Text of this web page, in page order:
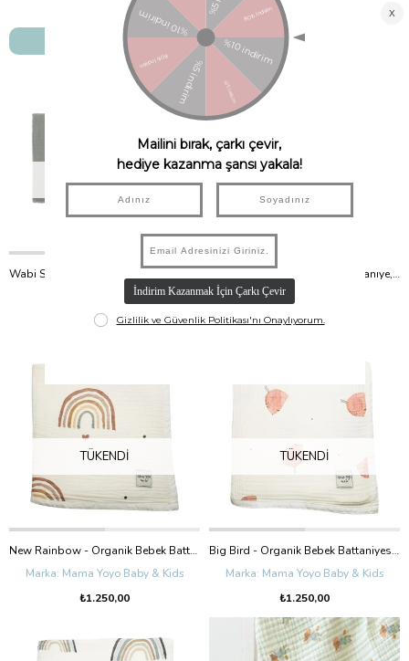
₺3.499,00
SEPETE EKLE
₺3.950,00
TÜKENDI
Nobodinoz
₺2.750,00
TÜKENDI
Wabi Sabi Çift Kat Müslin Battaniye, Sesame
₺2.750,00
TÜKENDI
New Rainbow - Organik Bebek Battaniyesi // 4 Kat Müslin
Mama Yoyo Baby & Kids
₺1.250,00
TÜKENDI
Big Bird - Organik Bebek Battaniyesi // 4 Kat Müslin
Mama Yoyo Baby & Kids
₺1.250,00